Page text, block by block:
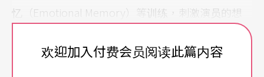
忆（Emotional Memory）等训练，刺激演员的想
扮演的角色身上，避免老套与作假的诠释出现。哈
欢迎加入付费会员阅读此篇内容